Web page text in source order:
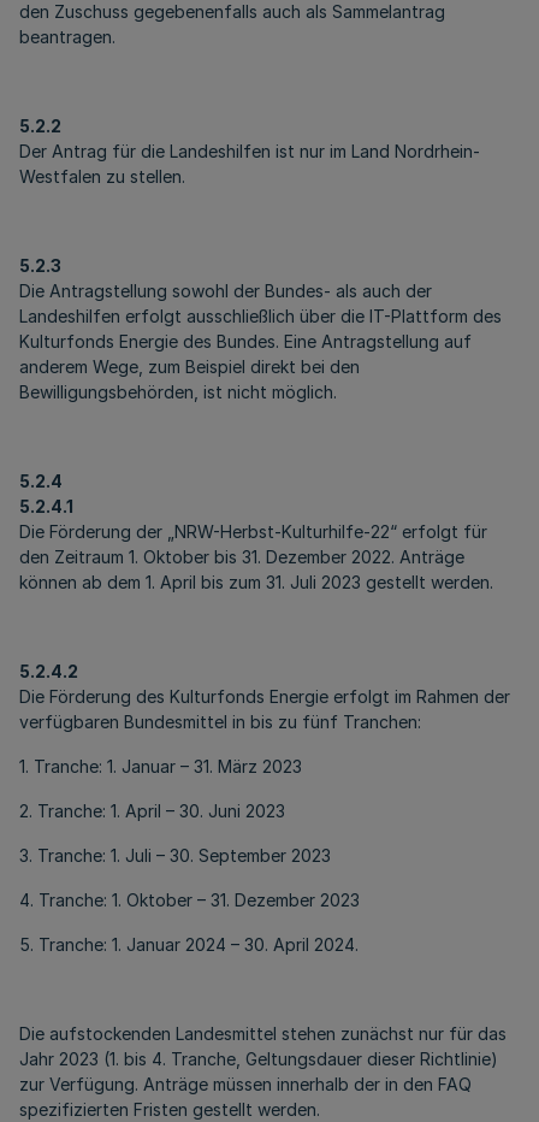
den Zuschuss gegebenenfalls auch als Sammelantrag
beantragen.
5.2.2
Der Antrag für die Landeshilfen ist nur im Land Nordrhein-
Westfalen zu stellen.
5.2.3
Die Antragstellung sowohl der Bundes- als auch der
Landeshilfen erfolgt ausschließlich über die IT-Plattform des
Kulturfonds Energie des Bundes. Eine Antragstellung auf
anderem Wege, zum Beispiel direkt bei den
Bewilligungsbehörden, ist nicht möglich.
5.2.4
5.2.4.1
Die Förderung der „NRW-Herbst-Kulturhilfe-22“ erfolgt für
den Zeitraum 1. Oktober bis 31. Dezember 2022. Anträge
können ab dem 1. April bis zum 31. Juli 2023 gestellt werden.
5.2.4.2
Die Förderung des Kulturfonds Energie erfolgt im Rahmen der
verfügbaren Bundesmittel in bis zu fünf Tranchen:
1. Tranche: 1. Januar – 31. März 2023
2. Tranche: 1. April – 30. Juni 2023
3. Tranche: 1. Juli – 30. September 2023
4. Tranche: 1. Oktober – 31. Dezember 2023
5. Tranche: 1. Januar 2024 – 30. April 2024.
Die aufstockenden Landesmittel stehen zunächst nur für das
Jahr 2023 (1. bis 4. Tranche, Geltungsdauer dieser Richtlinie)
zur Verfügung. Anträge müssen innerhalb der in den FAQ
spezifizierten Fristen gestellt werden.